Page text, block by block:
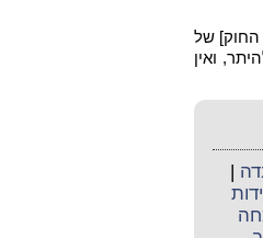
החוק] של
ואין
|